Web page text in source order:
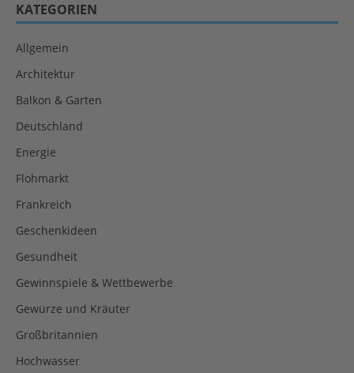
KATEGORIEN
Allgemein
Architektur
Balkon & Garten
Deutschland
Energie
Flohmarkt
Frankreich
Geschenkideen
Gesundheit
Gewinnspiele & Wettbewerbe
Gewürze und Kräuter
Großbritannien
Hochwasser